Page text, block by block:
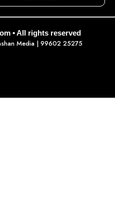
• All rights reserved
Media| 99602 25275